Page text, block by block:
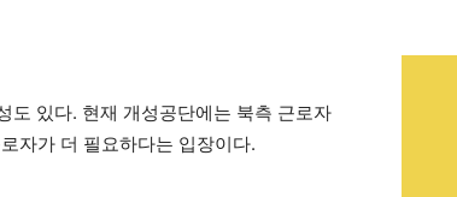
도 있다. 현재 개성공단에는 북측 근로자
자가 더 필요하다는 입장이다.